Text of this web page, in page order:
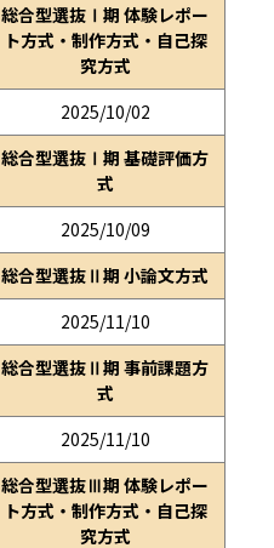
総合型選抜Ⅰ期 体験レポー
ト方式・制作方式・自己探
究方式
2025/10/02
総合型選抜Ⅰ期 基礎評価方
式
2025/10/09
総合型選抜Ⅱ期 小論文方式
2025/11/10
総合型選抜Ⅱ期 事前課題方
式
2025/11/10
総合型選抜Ⅲ期 体験レポー
ト方式・制作方式・自己探
究方式